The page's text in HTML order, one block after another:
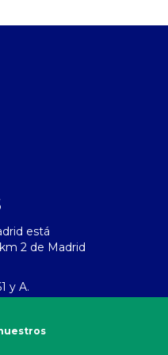
está
2 de Madrid
y A.